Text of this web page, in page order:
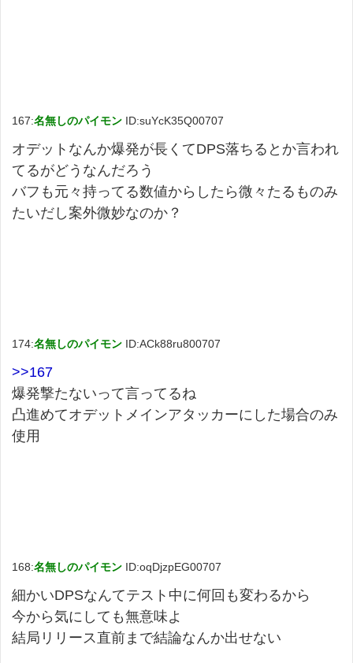
167:名無しのパイモン ID:suYcK35Q00707
オデットなんか爆発が長くてDPS落ちるとか言われ
てるがどうなんだろう
バフも元々持ってる数値からしたら微々たるものみ
たいだし案外微妙なのか？
174:名無しのパイモン ID:ACk88ru800707
>>167
爆発撃たないって言ってるね
凸進めてオデットメインアタッカーにした場合のみ
使用
168:名無しのパイモン ID:oqDjzpEG00707
細かいDPSなんてテスト中に何回も変わるから
今から気にしても無意味よ
結局リリース直前まで結論なんか出せない